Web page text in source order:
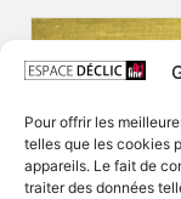
Pour offrir les
telles que les cookies
appareils. Le fait de
traiter des données